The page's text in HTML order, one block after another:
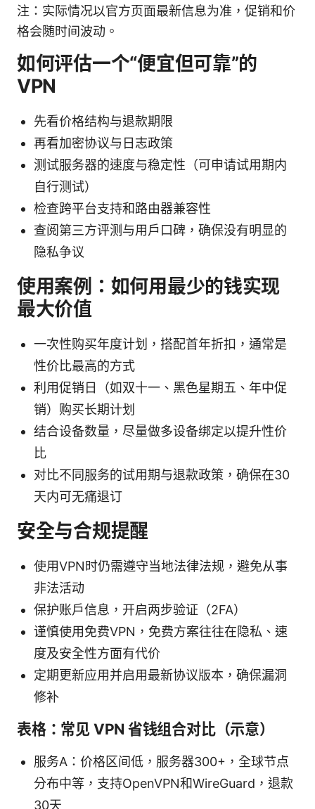
注：实际情况以官方页面最新信息为准，促销和价
格会随时间波动。
如何评估一个“便宜但可靠”的
VPN
先看价格结构与退款期限
再看加密协议与日志政策
测试服务器的速度与稳定性（可申请试用期内
自行测试）
检查跨平台支持和路由器兼容性
查阅第三方评测与用户口碑，确保没有明显的
隐私争议
使用案例：如何用最少的钱实现
最大价值
一次性购买年度计划，搭配首年折扣，通常是
性价比最高的方式
利用促销日（如双十一、黑色星期五、年中促
销）购买长期计划
结合设备数量，尽量做多设备绑定以提升性价
比
对比不同服务的试用期与退款政策，确保在30
天内可无痛退订
安全与合规提醒
使用VPN时仍需遵守当地法律法规，避免从事
非法活动
保护账户信息，开启两步验证（2FA）
谨慎使用免费VPN，免费方案往往在隐私、速
度及安全性方面有代价
定期更新应用并启用最新协议版本，确保漏洞
修补
表格：常见 VPN 省钱组合对比（示意）
服务A：价格区间低，服务器300+，全球节点
分布中等，支持OpenVPN和WireGuard，退款
30天